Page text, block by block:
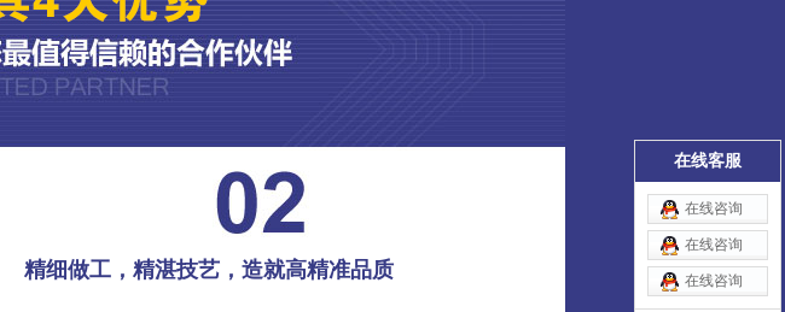
精细做工，精湛技艺，造就高精准品质
在线客服
在线咨询
在线咨询
在线咨询